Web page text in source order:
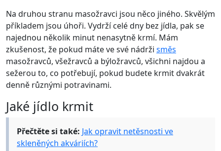
Na druhou stranu masožravci jsou něco jiného. Skvělým
příkladem jsou úhoři. Vydrží celé dny bez jídla, pak se
najednou několik minut nenasytně krmí. Mám
zkušenost, že pokud máte ve své nádrži směs
masožravců, všežravců a býložravců, všichni najdou a
sežerou to, co potřebují, pokud budete krmit dvakrát
denně různými potravinami.
Jaké jídlo krmit
Přečtěte si také: Jak opravit netěsnosti ve
skleněných akváriích?